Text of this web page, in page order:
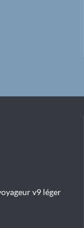
v9 léger